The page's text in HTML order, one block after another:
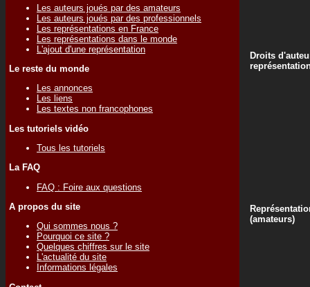
Les auteurs joués par des amateurs
Les auteurs joués par des professionnels
Les représentations en France
Les représentations dans le monde
L'ajout d'une représentation
Le reste du monde
Les annonces
Les liens
Les textes non francophones
Les tutoriels vidéo
Tous les tutoriels
La FAQ
FAQ : Foire aux questions
A propos du site
Qui sommes nous ?
Pourquoi ce site ?
Quelques chiffres sur le site
L'actualité du site
Informations légales
Droits
(amateurs)